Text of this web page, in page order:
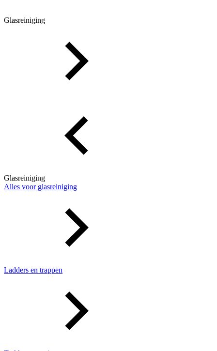
Glasreiniging
Glasreiniging
Alles voor glasreiniging
Ladders en trappen